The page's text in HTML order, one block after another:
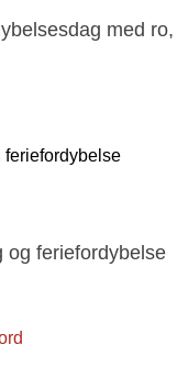
med
feriefordybelse